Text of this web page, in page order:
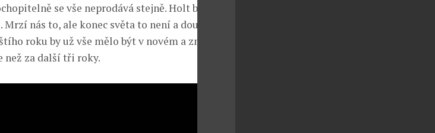
se vše neprodává stejně. Holt budou
nás to, ale konec světa to není a doufáme,
roku by už vše mělo být v novém a znovu
než za další tři roky.